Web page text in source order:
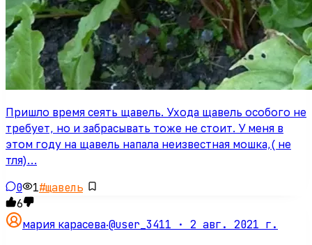
Пришло время сеять щавель. Ухода щавель особого не
требует, но и забрасывать тоже не стоит. У меня в
этом году на щавель напала неизвестная мошка,( не
тля)…
0 1#щавель
6
мария карасева·@user_3411 · 2 авг. 2021 г.